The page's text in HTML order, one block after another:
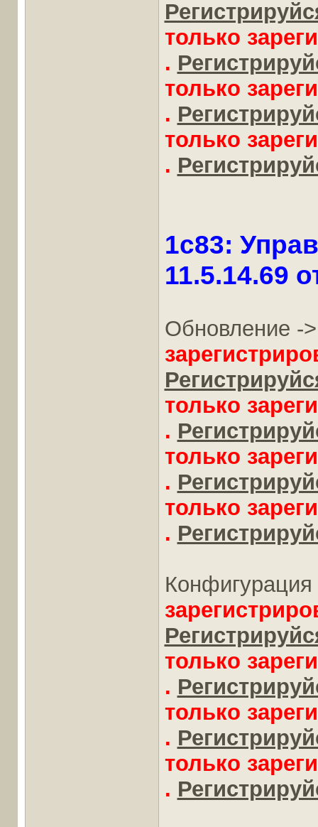
только
.
только
.
только
.
1c83:
11.5.14.69
Обновление -
только
.
только
.
только
.
только
.
только
.
только
.